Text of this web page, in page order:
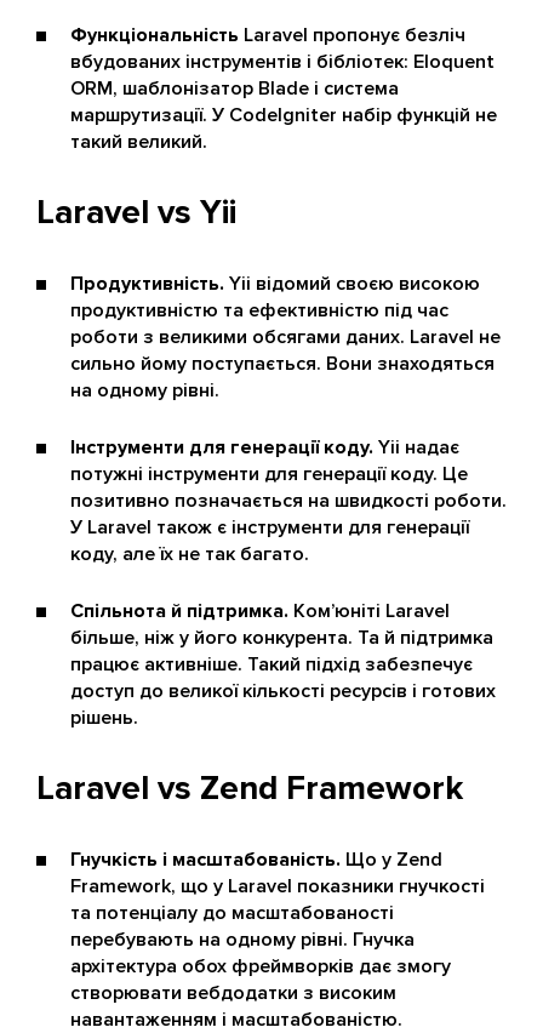
Функціональність Laravel пропонує безліч
вбудованих інструментів і бібліотек: Eloquent
ORM, шаблонізатор Blade і система
маршрутизації. У CodeIgniter набір функцій не
такий великий.
Laravel vs Yii
Продуктивність. Yii відомий своєю високою
продуктивністю та ефективністю під час
роботи з великими обсягами даних. Laravel не
сильно йому поступається. Вони знаходяться
на одному рівні.
Інструменти для генерації коду. Yii надає
потужні інструменти для генерації коду. Це
позитивно позначається на швидкості роботи.
У Laravel також є інструменти для генерації
коду, але їх не так багато.
Спільнота й підтримка. Ком’юніті Laravel
більше, ніж у його конкурента. Та й підтримка
працює активніше. Такий підхід забезпечує
доступ до великої кількості ресурсів і готових
рішень.
Laravel vs Zend Framework
Гнучкість і масштабованість. Що у Zend
Framework, що у Laravel показники гнучкості
та потенціалу до масштабованості
перебувають на одному рівні. Гнучка
архітектура обох фреймворків дає змогу
створювати вебдодатки з високим
навантаженням і масштабованістю.